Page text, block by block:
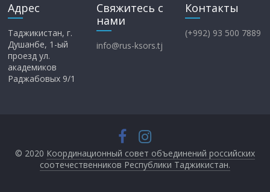
Адрес
Таджикистан, г.
Душанбе, 1-ый
проезд ул.
академиков
Раджабовых 9/1
Свяжитесь с
нами
info@rus-ksors.tj
Контакты
(+992) 93 500 7889
© 2020 Координационный совет объединений российских
соотечественников Республики Таджикистан.